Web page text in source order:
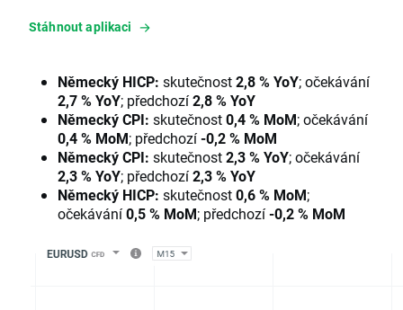
Stáhnout aplikaci
Německý HICP: skutečnost2,8 % YoY; očekávání
2,7 % YoY; předchozí2,8 % YoY
Německý CPI: skutečnost0,4 % MoM; očekávání
0,4 % MoM; předchozí-0,2 % MoM
Německý CPI: skutečnost2,3 % YoY; očekávání
2,3 % YoY; předchozí2,3 % YoY
Německý HICP: skutečnost0,6 % MoM;
očekávání0,5 % MoM; předchozí-0,2 % MoM